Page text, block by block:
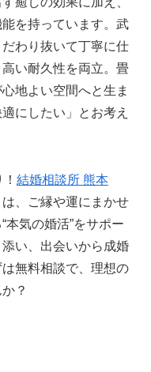
を持っています。武
わり抜いて丁寧に仕
い耐久性を両立。畳
地よい空間へと生ま
にしたい」とお考え
結婚相談所 熊本
、ご縁や運にまかせ
本気の婚活”をサポー
い、出会いから成婚
無料相談で、理想の
？